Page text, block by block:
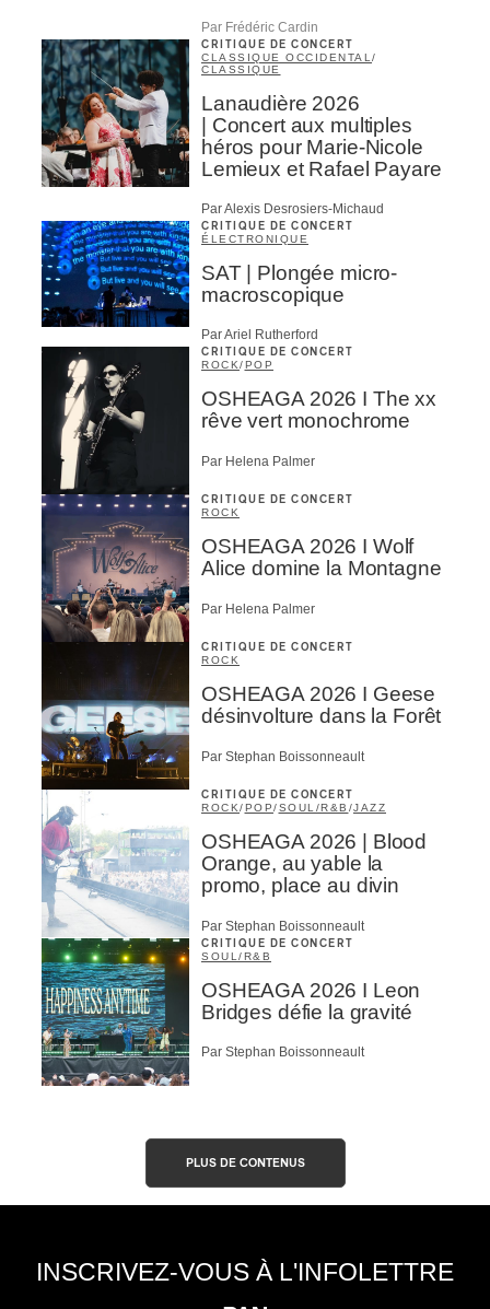
Par Frédéric Cardin
CRITIQUE DE CONCERT
CLASSIQUE OCCIDENTAL /
CLASSIQUE
Lanaudière 2026
| Concert aux multiples
héros pour Marie-Nicole
Lemieux et Rafael Payare
Par Alexis Desrosiers-Michaud
CRITIQUE DE CONCERT
ÉLECTRONIQUE
SAT | Plongée micro-
macroscopique
Par Ariel Rutherford
CRITIQUE DE CONCERT
ROCK/ POP
OSHEAGA 2026 I The xx
rêve vert monochrome
Par Helena Palmer
CRITIQUE DE CONCERT
ROCK
OSHEAGA 2026 I Wolf
Alice domine la Montagne
Par Helena Palmer
CRITIQUE DE CONCERT
ROCK
OSHEAGA 2026 I Geese
désinvolture dans la Forêt
Par Stephan Boissonneault
CRITIQUE DE CONCERT
ROCK/ POP/SOUL/R&B /JAZZ
OSHEAGA 2026 | Blood
Orange, au yable la
promo, place au divin
Par Stephan Boissonneault
CRITIQUE DE CONCERT
SOUL/R&B
OSHEAGA 2026 I Leon
Bridges défie la gravité
Par Stephan Boissonneault
PLUS DE CONTENUS
INSCRIVEZ-VOUS À L'INFOLETTRE